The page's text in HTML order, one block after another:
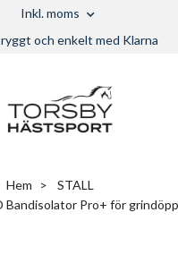
Inkl. moms
och enkelt med Klarna
Hem
STALL
Bandisolator Pro+ för